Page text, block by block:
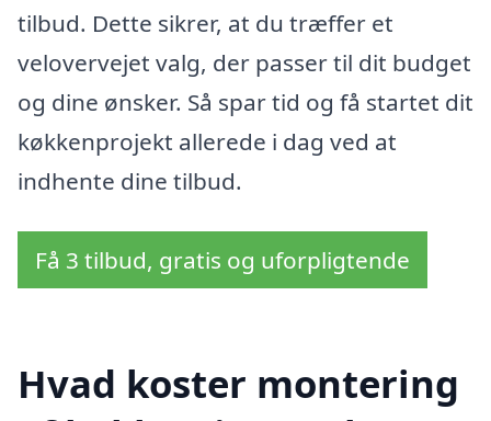
tilbud. Dette sikrer, at du træffer et
velovervejet valg, der passer til dit budget
og dine ønsker. Så spar tid og få startet dit
køkkenprojekt allerede i dag ved at
indhente dine tilbud.
Få 3 tilbud, gratis og uforpligtende
Hvad koster montering